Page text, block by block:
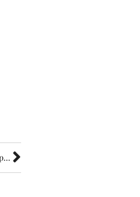
Protezione civile in Umbria: tanti piani di emergenza ma pochissime esercitazioni